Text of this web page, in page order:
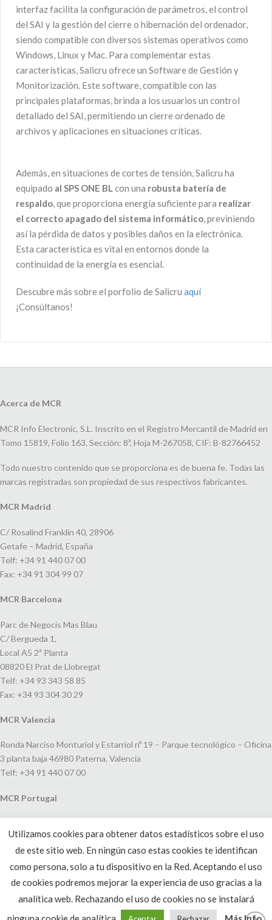
interfaz facilita la configuración de parámetros, el control
del SAI y la gestión del cierre o hibernación del ordenador,
siendo compatible con diversos sistemas operativos como
Windows, Linux y Mac. Para complementar estas
características, Salicru ofrece un Software de Gestión y
Monitorización. Este software, compatible con las
principales plataformas, brinda a los usuarios un control
detallado del SAI, permitiendo un cierre ordenado de
archivos y aplicaciones en situaciones críticas.
Además, en situaciones de cortes de tensión, Salicru ha
equipado al SPS ONE BLcon una robusta batería de
respaldo, que proporciona energía suficiente para realizar
el correcto apagado del sistema informático, previniendo
así la pérdida de datos y posibles daños en la electrónica.
Esta característica es vital en entornos donde la
continuidad de la energía es esencial.
Descubre más sobre el porfolio de Salicru aquí
¡Consúltanos!
Acerca de MCR
MCR Info Electronic, S.L. Inscrito en el Registro Mercantil de Madrid en
Tomo 15819, Folio 163, Sección: 8ª, Hoja M-267058, CIF: B-82766452
Todo nuestro contenido que se proporciona es de buena fe. Todas las
marcas registradas son propiedad de sus respectivos fabricantes.
MCR Madrid
C/ Rosalind Franklin 40, 28906
Getafe – Madrid, España
Telf: +34 91 440 07 00
Fax: +34 91 304 99 07
MCR Barcelona
Parc de Negocis Mas Blau
C/ Bergueda 1,
Local A5 2ª Planta
08820 El Prat de Llobregat
Telf: +34 93 343 58 85
Fax: +34 93 304 30 29
MCR Valencia
Ronda Narciso Monturiol y Estarriol nº 19 – Parque tecnológico – Oficina
3 planta baja 46980 Paterna, Valencia
Telf: +34 91 440 07 00
MCR Portugal
João V, 24
1250-091 Lisboa, Portugal
Telf: +351 220 993 033
Utilizamos cookies para obtener datos estadísticos sobre el uso
de este sitio web. En ningún caso estas cookies te identifican
como persona, solo a tu dispositivo en la Red. Aceptando el uso
de cookies podremos mejorar la experiencia de uso gracias a la
analítica web. Rechazando el uso de cookies no se instalará